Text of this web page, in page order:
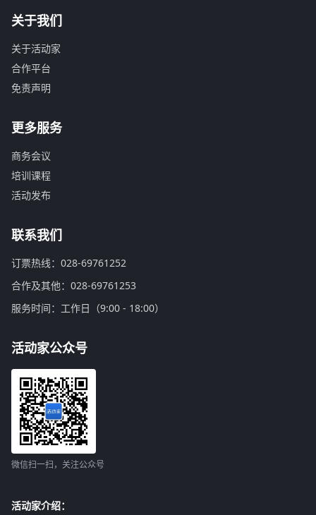
关于我们
关于活动家
合作平台
免责声明
更多服务
商务会议
培训课程
活动发布
联系我们
订票热线：028-69761252
合作及其他：028-69761253
服务时间：工作日（9:00 - 18:00）
活动家公众号
微信扫一扫，关注公众号
活动家介绍：